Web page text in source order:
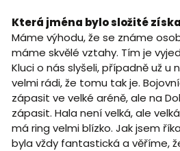
Která jména bylo složité
Máme výhodu, že se známe
máme skvělé vztahy. Tím je
Kluci o nás slyšeli, případně už u
velmi rádi, že tomu tak je.
zápasit ve velké aréně, ale na
zápasit. Hala není velká, ale
má ring velmi blízko. Jak jsem
byla vždy fantastická a věříme,